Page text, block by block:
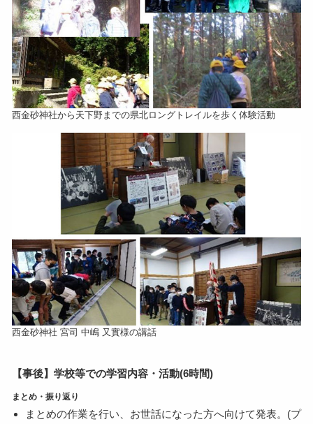
西金砂神社から天下野までの県北ロングトレイルを歩く体験活動
西金砂神社 宮司 中嶋 又實様の講話
【事後】学校等での学習内容・活動(6時間)
まとめ・振り返り
まとめの作業を行い、お世話になった方へ向けて発表。(プ